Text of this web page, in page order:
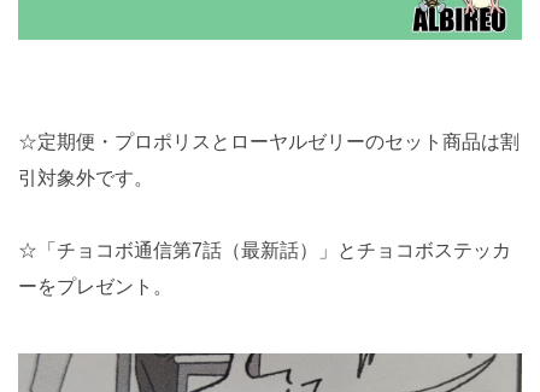
☆定期便・プロポリスとローヤルゼリーのセット商品は割
引対象外です。
☆「チョコボ通信第7話（最新話）」とチョコボステッカ
ーをプレゼント。